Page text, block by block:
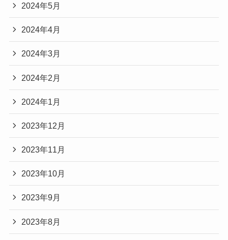
2024年5月
2024年4月
2024年3月
2024年2月
2024年1月
2023年12月
2023年11月
2023年10月
2023年9月
2023年8月